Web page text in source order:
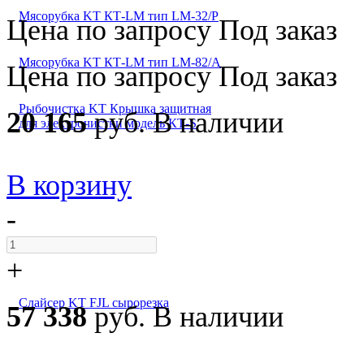
Мясорубка KT КТ-LM тип LM-32/P
Цена по запросуПод заказ
Мясорубка KT КТ-LM тип LM-82/A
Цена по запросуПод заказ
Рыбочистка KT Крышка защитная
для электрочистки модель КТ-S
20 165руб.В наличии
В корзину
-
+
Слайсер KT FJL сырорезка
57 338руб.В наличии